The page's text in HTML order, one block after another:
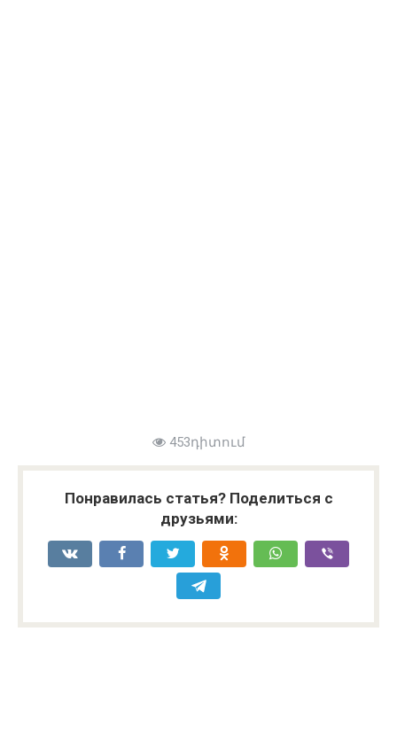
453դիտում
Понравилась статья? Поделиться с
друзьями: